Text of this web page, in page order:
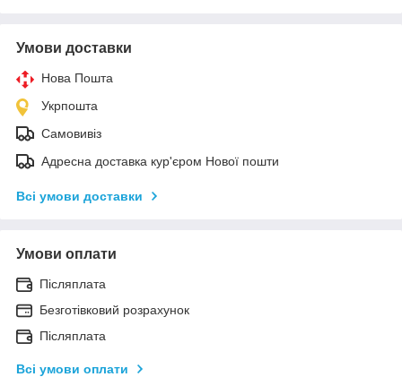
Умови доставки
Нова Пошта
Укрпошта
Самовивіз
Адресна доставка кур'єром Нової пошти
Всі умови доставки
Умови оплати
Післяплата
Безготівковий розрахунок
Післяплата
Всі умови оплати